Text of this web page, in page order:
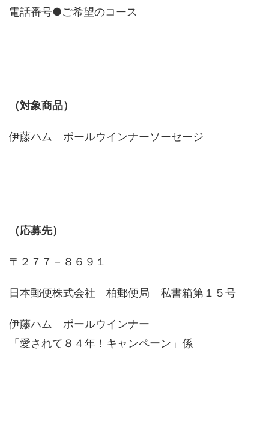
電話番号●ご希望のコース
（対象商品）
伊藤ハム ポールウインナーソーセージ
（応募先）
〒２７７－８６９１
日本郵便株式会社 柏郵便局 私書箱第１５号
伊藤ハム ポールウインナー
「愛されて８４年！キャンペーン」係